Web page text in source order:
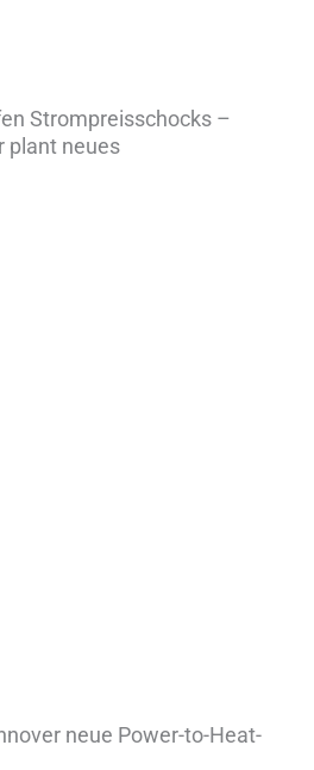
Strompreisschocks –
plant neues
neue Power-to-Heat-